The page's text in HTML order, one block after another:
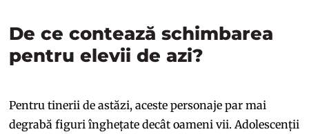
De ce contează schimbarea
pentru elevii de azi?
Pentru tinerii de astăzi, aceste personaje par mai
degrabă figuri înghețate decât oameni vii. Adolescenții